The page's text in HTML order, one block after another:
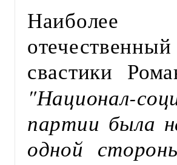
Наиболее
свастики
"Национал-
партии была
одной